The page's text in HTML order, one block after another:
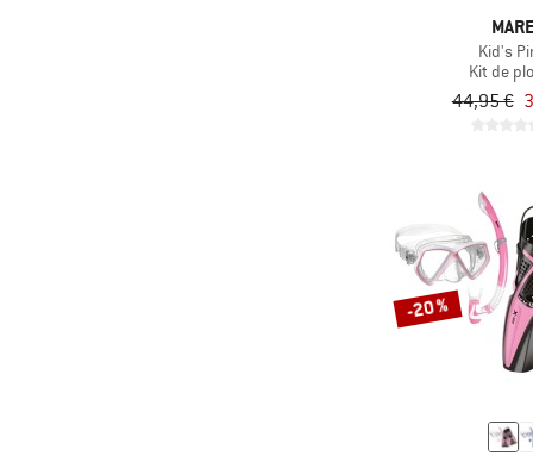
Kid's
Kit de
44,95 €
-20 %